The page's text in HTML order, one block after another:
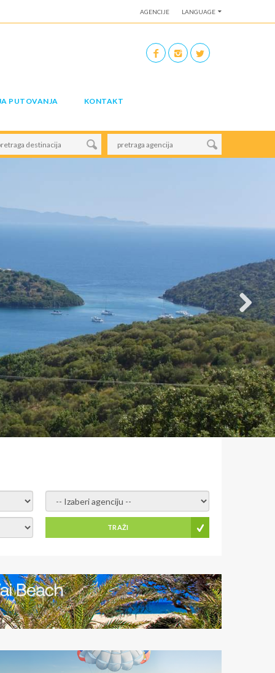
AGENCIJE LANGUAGE
PUTOVANJA KONTAKT
- izaberi agenciju -
TRAŽI